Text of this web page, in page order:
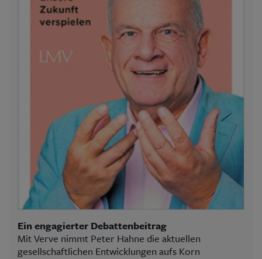
Ein engagierter Debattenbeitrag
Mit Verve nimmt Peter Hahne die aktuellen
gesellschaftlichen Entwicklungen aufs Korn